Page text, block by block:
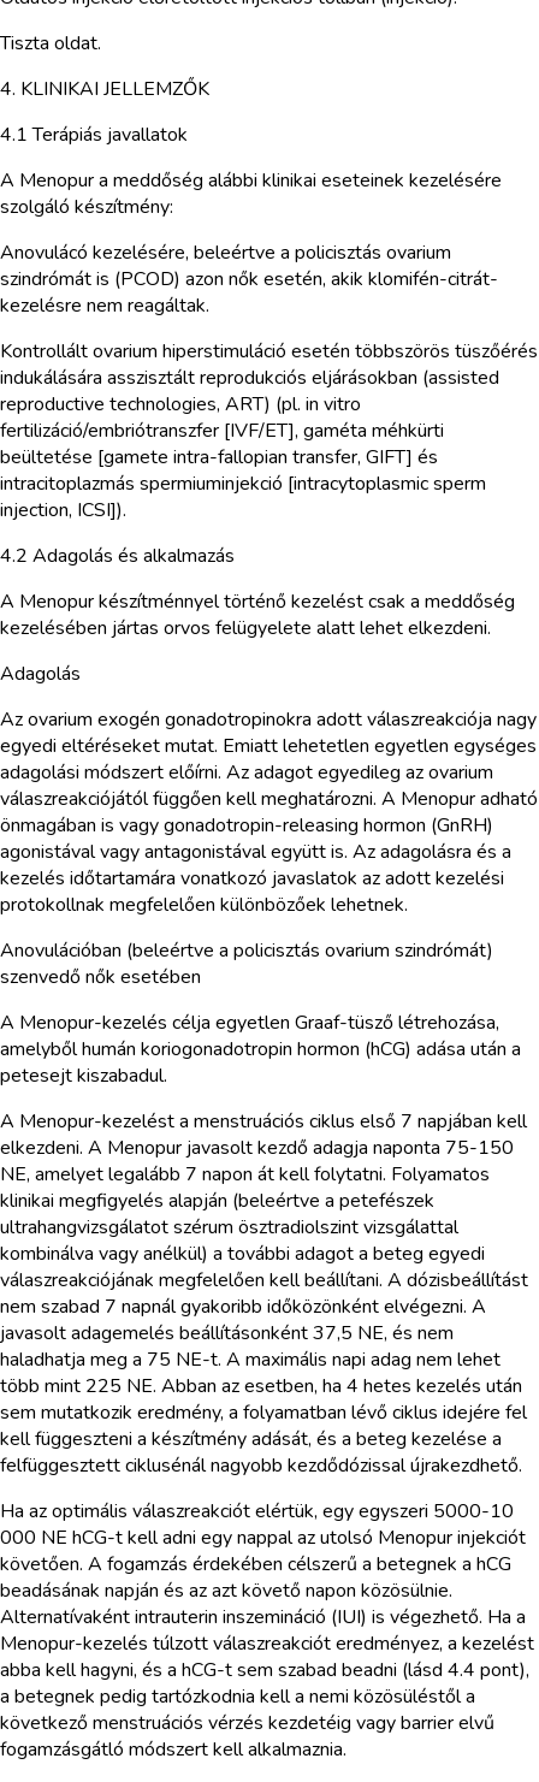
Tiszta oldat.
4. KLINIKAI JELLEMZŐK
4.1 Terápiás javallatok
A Menopur a meddőség alábbi klinikai eseteinek kezelésére
szolgáló készítmény:
Anovulácó kezelésére, beleértve a policisztás ovarium
szindrómát is (PCOD) azon nők esetén, akik klomifén-citrát-
kezelésre nem reagáltak.
Kontrollált ovarium hiperstimuláció esetén többszörös tüszőérés
indukálására asszisztált reprodukciós eljárásokban (assisted
reproductive technologies, ART) (pl. in vitro
fertilizáció/embriótranszfer [IVF/ET], gaméta méhkürti
beültetése [gamete intra-fallopian transfer, GIFT] és
intracitoplazmás spermiuminjekció [intracytoplasmic sperm
injection, ICSI]).
4.2 Adagolás és alkalmazás
A Menopur készítménnyel történő kezelést csak a meddőség
kezelésében jártas orvos felügyelete alatt lehet elkezdeni.
Adagolás
Az ovarium exogén gonadotropinokra adott válaszreakciója nagy
egyedi eltéréseket mutat. Emiatt lehetetlen egyetlen egységes
adagolási módszert előírni. Az adagot egyedileg az ovarium
válaszreakciójától függően kell meghatározni. A Menopur adható
önmagában is vagy gonadotropin-releasing hormon (GnRH)
agonistával vagy antagonistával együtt is. Az adagolásra és a
kezelés időtartamára vonatkozó javaslatok az adott kezelési
protokollnak megfelelően különbözőek lehetnek.
Anovulációban (beleértve a policisztás ovarium szindrómát)
szenvedő nők esetében
A Menopur-kezelés célja egyetlen Graaf-tüsző létrehozása,
amelyből humán koriogonadotropin hormon (hCG) adása után a
petesejt kiszabadul.
A Menopur-kezelést a menstruációs ciklus első 7 napjában kell
elkezdeni. A Menopur javasolt kezdő adagja naponta 75-150
NE, amelyet legalább 7 napon át kell folytatni. Folyamatos
klinikai megfigyelés alapján (beleértve a petefészek
ultrahangvizsgálatot szérum ösztradiolszint vizsgálattal
kombinálva vagy anélkül) a további adagot a beteg egyedi
válaszreakciójának megfelelően kell beállítani. A dózisbeállítást
nem szabad 7 napnál gyakoribb időközönként elvégezni. A
javasolt adagemelés beállításonként 37,5 NE, és nem
haladhatja meg a 75 NE-t. A maximális napi adag nem lehet
több mint 225 NE. Abban az esetben, ha 4 hetes kezelés után
sem mutatkozik eredmény, a folyamatban lévő ciklus idejére fel
kell függeszteni a készítmény adását, és a beteg kezelése a
felfüggesztett ciklusénál nagyobb kezdődózissal újrakezdhető.
Ha az optimális válaszreakciót elértük, egy egyszeri 5000-10
000 NE hCG-t kell adni egy nappal az utolsó Menopur injekciót
követően. A fogamzás érdekében célszerű a betegnek a hCG
beadásának napján és az azt követő napon közösülnie.
Alternatívaként intrauterin inszemináció (IUI) is végezhető. Ha a
Menopur-kezelés túlzott válaszreakciót eredményez, a kezelést
abba kell hagyni, és a hCG-t sem szabad beadni (lásd 4.4 pont),
a betegnek pedig tartózkodnia kell a nemi közösüléstől a
következő menstruációs vérzés kezdetéig vagy barrier elvű
fogamzásgátló módszert kell alkalmaznia.